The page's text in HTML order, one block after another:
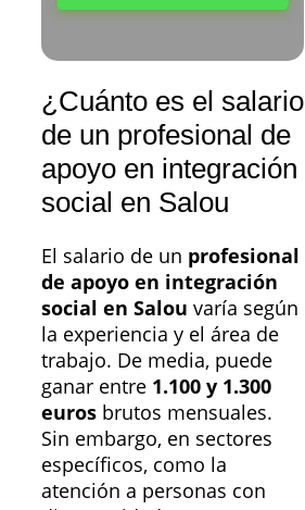
¿Cuánto es el salario
de un profesional de
apoyo en integración
social en Salou
El salario de un profesional
de apoyo en integración
social en Salou varía según
la experiencia y el área de
trabajo. De media, puede
ganar entre 1.100 y 1.300
euros brutos mensuales.
Sin embargo, en sectores
específicos, como la
atención a personas con